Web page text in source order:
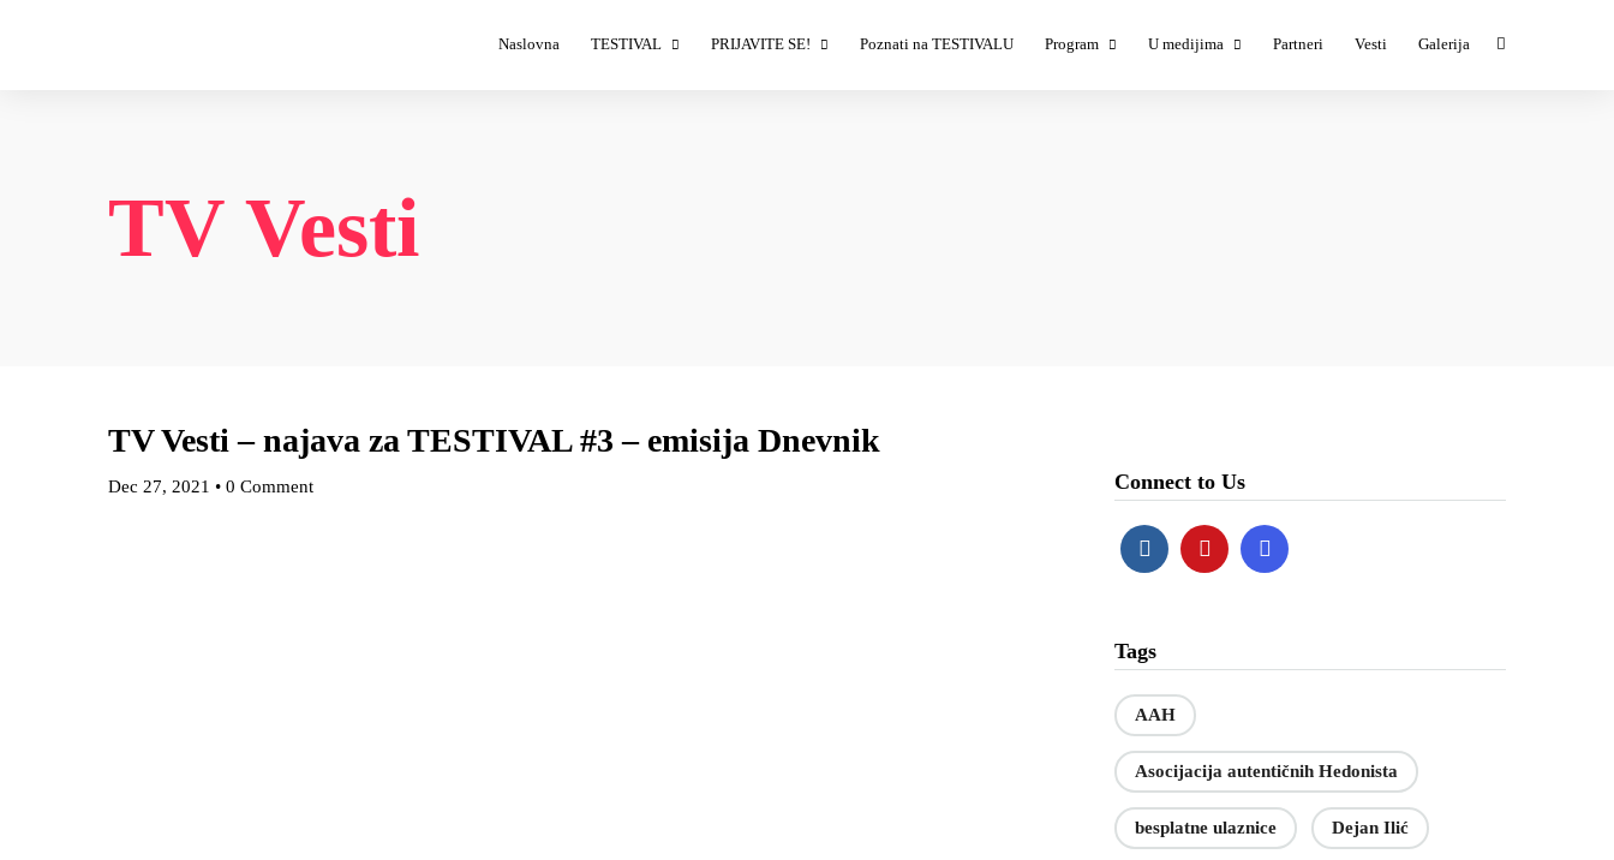
Naslovna TESTIVAL PRIJAVITE SE! Poznati na TESTIVALU Program U medijima Partneri Vesti Galerija
TV Vesti
TV Vesti – najava za TESTIVAL #3 – emisija Dnevnik
Dec 27, 2021 • 0 Comment Connect to Us
Tags
AAH
Asocijacija autentičnih Hedonista
besplatne ulaznice Dejan Ilić